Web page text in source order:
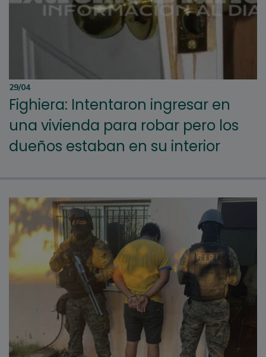
29/04
Fighiera: Intentaron ingresar en
una vivienda para robar pero los
dueños estaban en su interior